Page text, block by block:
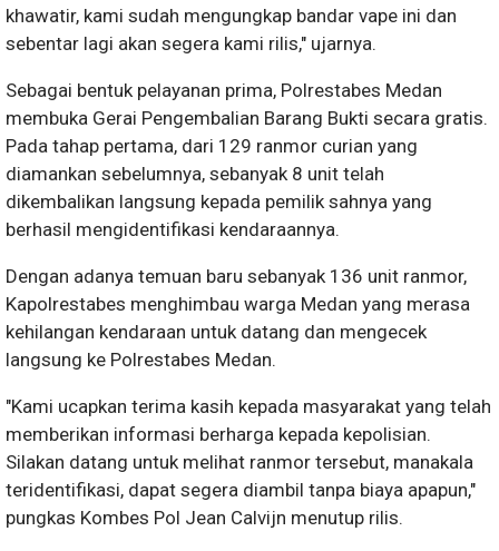
khawatir, kami sudah mengungkap bandar vape ini dan
sebentar lagi akan segera kami rilis," ujarnya.
​Sebagai bentuk pelayanan prima, Polrestabes Medan
membuka Gerai Pengembalian Barang Bukti secara gratis.
Pada tahap pertama, dari 129 ranmor curian yang
diamankan sebelumnya, sebanyak 8 unit telah
dikembalikan langsung kepada pemilik sahnya yang
berhasil mengidentifikasi kendaraannya.
​Dengan adanya temuan baru sebanyak 136 unit ranmor,
Kapolrestabes menghimbau warga Medan yang merasa
kehilangan kendaraan untuk datang dan mengecek
langsung ke Polrestabes Medan.
​"Kami ucapkan terima kasih kepada masyarakat yang telah
memberikan informasi berharga kepada kepolisian.
Silakan datang untuk melihat ranmor tersebut, manakala
teridentifikasi, dapat segera diambil tanpa biaya apapun,"
pungkas Kombes Pol Jean Calvijn menutup rilis.